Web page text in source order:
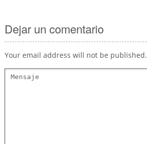
Dejar un comentario
Your email address will not be published.